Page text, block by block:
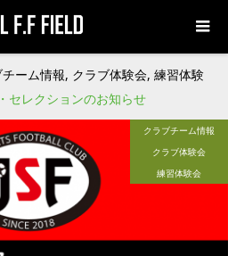
ーム情報, クラブ体験会, 練習体験
セレクションのお知らせ
クラブチーム情報
クラブ体験会
練習体験会